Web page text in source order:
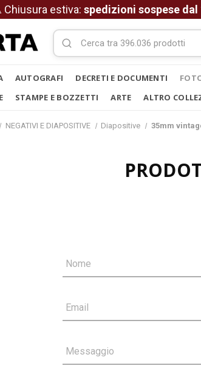
estiva: spedizioni sospese dal
AUTOGRAFI DECRETI E DOCUMENTI
STAMPE E BOZZETTI ARTE ALTRO
NEGATIVI E DIAPOSITIVE Diapositive 35mm
Nome
Email
Messaggio